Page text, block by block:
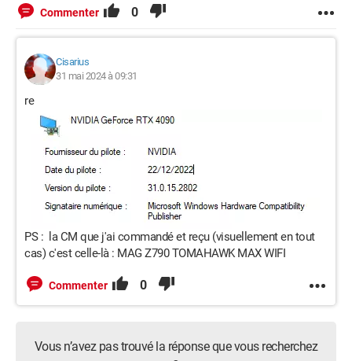
Commenter 0
Cisarius
31 mai 2024 à 09:31
re
PS : la CM que j'ai commandé et reçu (visuellement en tout
cas) c'est celle-là : MAG Z790 TOMAHAWK MAX WIFI
Commenter 0
Vous n’avez pas trouvé la réponse que vous recherchez